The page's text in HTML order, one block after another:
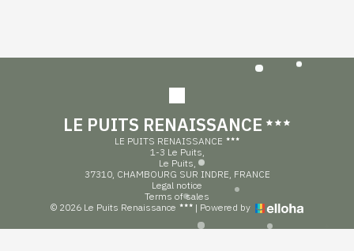
LE PUITS RENAISSANCE
LE PUITS RENAISSANCE
1-3 Le Puits,
Le Puits,
37310, CHAMBOURG SUR INDRE, FRANCE
Legal notice
Terms of sales
© 2026 Le Puits Renaissance
| Powered by